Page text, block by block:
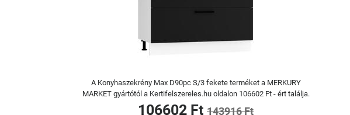
A Konyhaszekrény Max D90pc S/3 fekete terméket a MERKURY
MARKET gyártótól a Kertifelszereles.hu oldalon 106602 Ft - ért találja.
106602 Ft 143916 Ft